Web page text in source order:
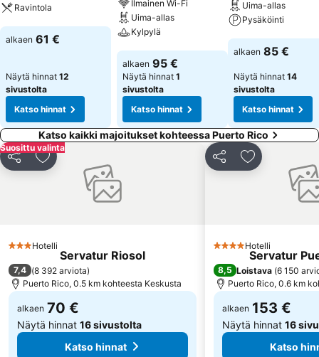
päivänvarjoja. Allas- ja snackbaarissa tarjoillaan virkistäviä juomia.
Liikettä kaipaavat voivat harrastaa pyöräilyä/maastopyöräilyä,
golfaamista ja ratsastusta. Huoneistohotellin vesiurheilutarjontaan
kuuluvat leijalautailu, purjehdus, katamaraaniajelu, snorklaus ja
sukellus. Liikunnan lisäksi hyvää oloa ja hemmottelua on tarjolla
hotellin hyvinvointipalveluissa, joihin kuuluu solarium.
Ravintolapalvelut: Ravintolapalveluihin kuuluu ravintola. Lisäksi
majoitus tarjoaa naposteltavia. Huoneistohotellilla on valikoima
alkoholipitoisia ja alkoholittomia juomia. Luottokortit: Seuraavat
luottokortit hyväksytään maksuvälineinä: Visa ja MasterCard.
Ravintola
Katso hinnat
alkaen 61 €
Näytä hinnat 12
sivustolta
Katso hinnat
Ilmainen Wi-Fi
Uima-allas
Kylpylä
Katso hinnat
alkaen 95 €
Näytä hinnat 1
sivustolta
Katso hinnat
Uima-allas
Pysäköinti
Katso hinnat
alkaen 85 €
Näytä hinnat 14
sivustolta
Katso hinnat
Katso kaikki majoitukset kohteessa Puerto Rico
Suosittu valinta
Jaa Lisää suosikkeihin
3 Tähtiluokitus
Hotelli
Servatur Riosol
7,4 (8 392 arviota)
Puerto Rico, 0.5 km kohteesta Keskusta
alkaen 70 €
Näytä hinnat 16 sivustolta
Katso hinnat
Jaa Lisää
4 Tähtiluokitus
Hotelli
Servatur
8,5 Loistava (6 150
Puerto Rico, 0.6 km
alkaen 153 €
Näytä hinnat 16
Katso